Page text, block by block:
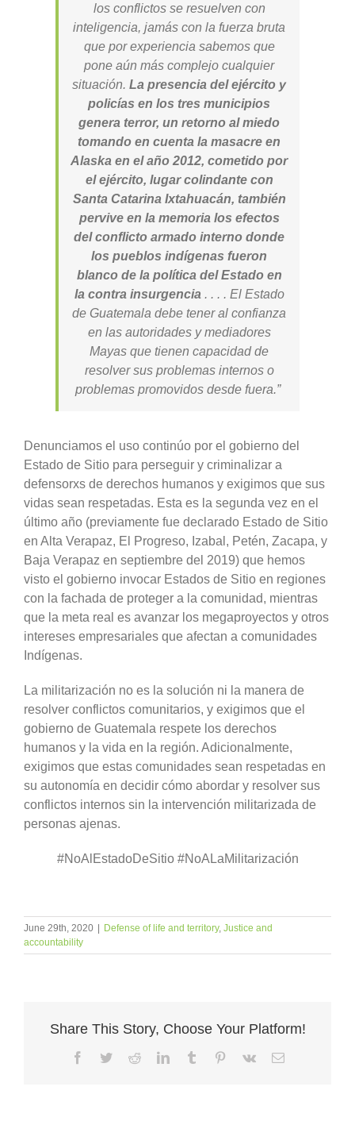
los conflictos se resuelven con
inteligencia, jamás con la fuerza bruta
que por experiencia sabemos que
pone aún más complejo cualquier
situación. La presencia del ejército y
policías en los tres municipios
genera terror, un retorno al miedo
tomando en cuenta la masacre en
Alaska en el año 2012, cometido por
el ejército, lugar colindante con
Santa Catarina Ixtahuacán, también
pervive en la memoria los efectos
del conflicto armado interno donde
los pueblos indígenas fueron
blanco de la política del Estado en
la contra insurgencia . . . . El Estado
de Guatemala debe tener al confianza
en las autoridades y mediadores
Mayas que tienen capacidad de
resolver sus problemas internos o
problemas promovidos desde fuera.”
Denunciamos el uso continúo por el gobierno del
Estado de Sitio para perseguir y criminalizar a
defensorxs de derechos humanos y exigimos que sus
vidas sean respetadas. Esta es la segunda vez en el
último año (previamente fue declarado Estado de Sitio
en Alta Verapaz, El Progreso, Izabal, Petén, Zacapa, y
Baja Verapaz en septiembre del 2019) que hemos
visto el gobierno invocar Estados de Sitio en regiones
con la fachada de proteger a la comunidad, mientras
que la meta real es avanzar los megaproyectos y otros
intereses empresariales que afectan a comunidades
Indígenas.
La militarización no es la solución ni la manera de
resolver conflictos comunitarios, y exigimos que el
gobierno de Guatemala respete los derechos
humanos y la vida en la región. Adicionalmente,
exigimos que estas comunidades sean respetadas en
su autonomía en decidir cómo abordar y resolver sus
conflictos internos sin la intervención militarizada de
personas ajenas.
#NoAlEstadoDeSitio #NoALaMilitarización
June 29th, 2020 | Defense of life and territory, Justice and
accountability
Share This Story, Choose Your Platform!
Facebook
TwitterRedditLinkedInTumblr Pinterest
Vk Email